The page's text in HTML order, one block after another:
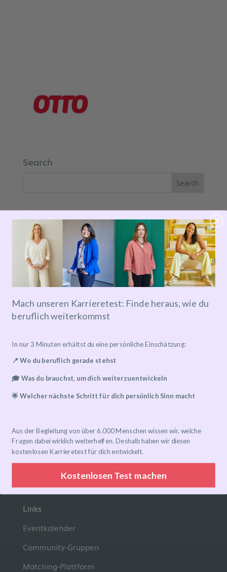
Search
Categories
No categories
Ablauf
Preise
Links
Eventkalender
Community-Gruppen
Matching-Plattform
Mach unseren Karrieretest: Finde heraus, wie du
beruflich weiterkommst
In nur 3 Minuten erhältst du eine persönliche Einschätzung:
📍 Wo du beruflich gerade stehst
🎓 Was du brauchst, um dich weiterzuentwickeln
🌟 Welcher nächste Schritt für dich persönlich Sinn macht
Aus der Begleitung von über 6.000 Menschen wissen wir, welche
Fragen dabei wirklich weiterhelfen. Deshalb haben wir diesen
kostenlosen Karrieretest für dich entwickelt.
Kostenlosen Test machen